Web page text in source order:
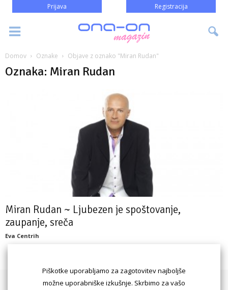
Prijava Registracija
Domov Oznake Objave z oznako "Miran Rudan"
Oznaka: Miran Rudan
Miran Rudan ~ Ljubezen je spoštovanje,
zaupanje, sreča
Eva Centrih
Pogoji uporabe Piškotki Oglaševanje
Kontaktiraj
Piškotke uporabljamo za zagotovitev najboljše
možne uporabniške izkušnje. Skrbimo za vašo